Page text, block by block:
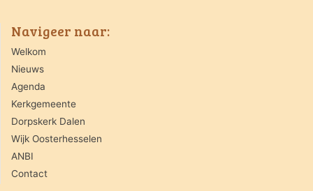
Navigeer naar:
Welkom
Nieuws
Agenda
Kerkgemeente
Dorpskerk Dalen
Wijk Oosterhesselen
ANBI
Contact